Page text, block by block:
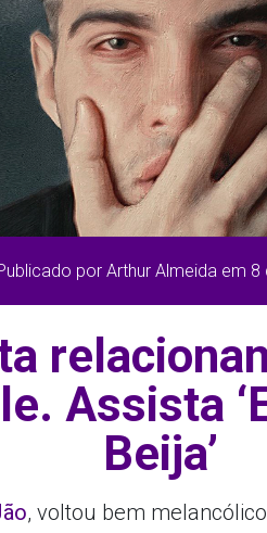
por Arthur Almeida em 8
Assista
Beija’
, voltou bem